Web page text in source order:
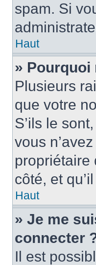
spam. Si
Haut
» Pourquoi
Plusieurs
que votre
S’ils le
vous
propriétaire
côté, et
Haut
» Je me
connecter
Il est